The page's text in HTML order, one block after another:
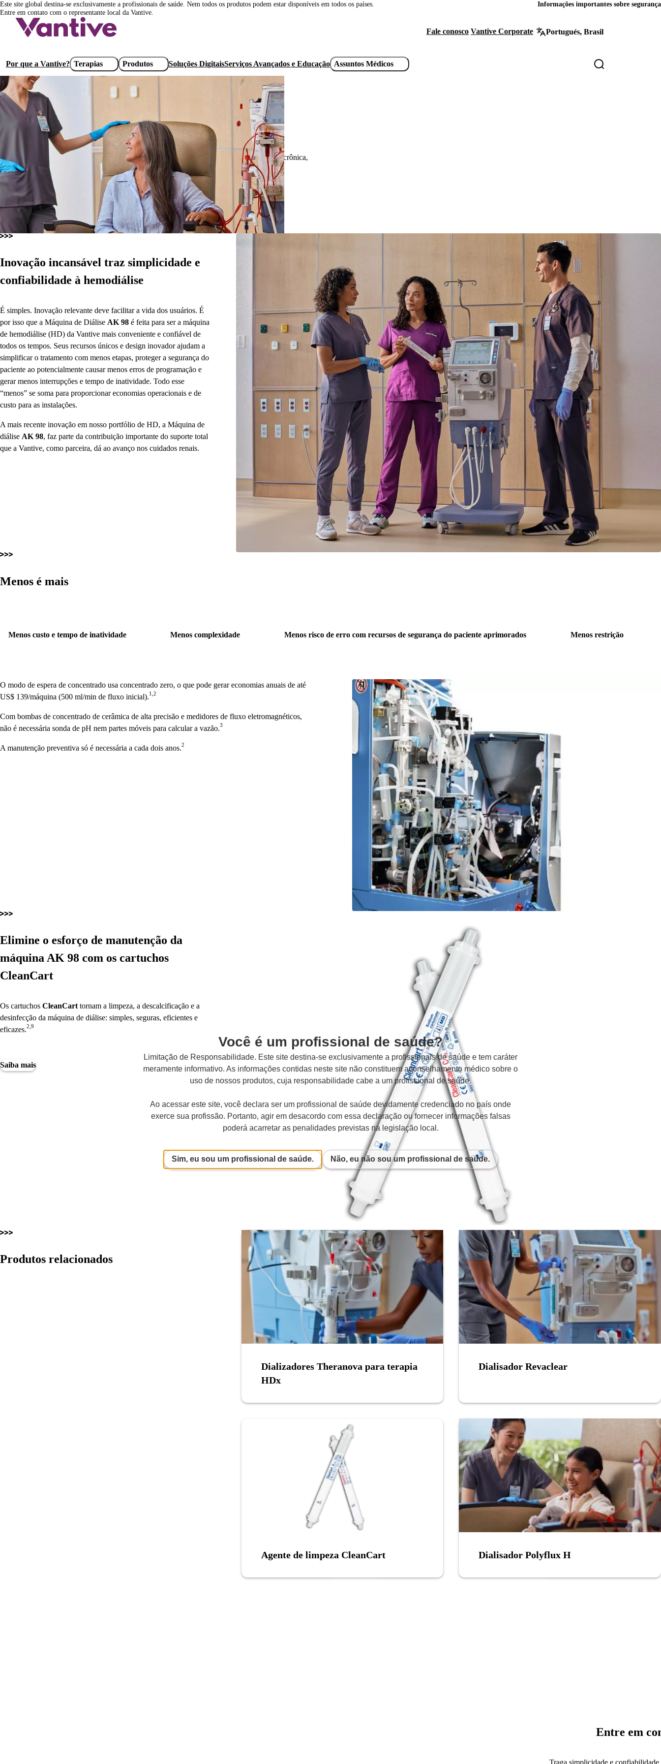
Pular
para
Este site global destina-se exclusivamente a profissionais de saúde. Nem todos os produtos podem estar disponíveis em todos os países.
Entre em contato com o representante local da Vantive.
Informações importantes sobre segurança
Header
Fale conosco Vantive Corporate Portugués, Brasil
Main
navigation
Por que a Vantive? Terapias Produtos Soluções DigitaisServiços Avançados e Educação Assuntos Médicos
Máquina de diálise AK 98
A máquina de diálise
é feita para ser uma plataforma ideal para ambientes de diálise crônica,
enfermagem qualificada e cuidados hospitalares.
Inovação incansável traz simplicidade e
confiabilidade à hemodiálise
É simples. Inovação relevante deve facilitar a vida dos usuários. É
por isso que a Máquina de Diálise AK 98 é feita para ser a máquina
de hemodiálise (HD) da Vantive mais conveniente e confiável de
todos os tempos. Seus recursos únicos e design inovador ajudam a
simplificar o tratamento com menos etapas, proteger a segurança do
paciente ao potencialmente causar menos erros de programação e
gerar menos interrupções e tempo de inatividade. Todo esse
“menos” se soma para proporcionar economias operacionais e de
custo para as instalações.
A mais recente inovação em nosso portfólio de HD, a Máquina de
diálise AK 98, faz parte da contribuição importante do suporte total
que a Vantive, como parceira, dá ao avanço nos cuidados renais.
Menos é mais
Menos custo e tempo de inatividade Menos complexidade Menos risco de erro com recursos de segurança do paciente aprimorados Menos restrição
O modo de espera de concentrado usa concentrado zero, o que pode gerar economias anuais de até
US$ 139/máquina (500 ml/min de fluxo inicial).1,2
Com bombas de concentrado de cerâmica de alta precisão e medidores de fluxo eletromagnéticos,
não é necessária sonda de pH nem partes móveis para calcular a vazão.3
A manutenção preventiva só é necessária a cada dois anos.2
Elimine o esforço de manutenção da
máquina AK 98 com os cartuchos
CleanCart
Os cartuchos CleanCart tornam a limpeza, a descalcificação e a
desinfecção da máquina de diálise: simples, seguras, eficientes e
eficazes.2,9
Saiba mais
Produtos relacionados
Dializadores Theranova para terapia
HDx
Dialisador Revaclear
Agente de limpeza CleanCart Dialisador Polyflux H
Entre em
Traga simplicidade e
Você é um profissional de saúde?
Limitação de Responsabilidade. Este site destina-se exclusivamente a profissionais de saúde e tem caráter
meramente informativo. As informações contidas neste site não constituem aconselhamento médico sobre o
uso de nossos produtos, cuja responsabilidade cabe a um profissional de saúde.
Ao acessar este site, você declara ser um profissional de saúde devidamente credenciado no país onde
exerce sua profissão. Portanto, agir em desacordo com essa declaração ou fornecer informações falsas
poderá acarretar as penalidades previstas na legislação local.
Sim, eu sou um profissional de saúde. Não, eu não sou um profissional de saúde.